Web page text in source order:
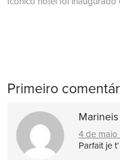
Primeiro
4 de maio
Parfait je